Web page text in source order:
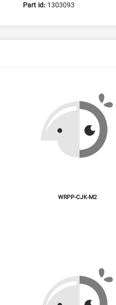
Part id: 1303093
WRPP-CJK-M2